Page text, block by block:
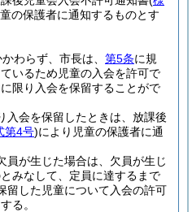
の保護者に通知するものとす
わらず、市長は、 第5条に規
いるため児童の入会を許可で
限り入会を保留することがで
入会を保留したときは、放課後
第4号)により児童の保護者に通
員が生じた場合は、欠員が生じ
みなして、定員に達するまで
留した児童について入会の許可
る。